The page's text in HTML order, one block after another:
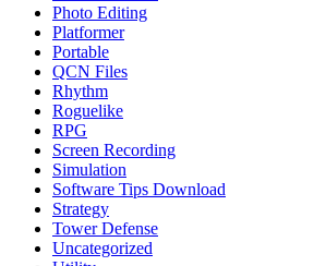
Photo Editing
Platformer
Portable
QCN Files
Rhythm
Roguelike
RPG
Screen Recording
Simulation
Software Tips Download
Strategy
Tower Defense
Uncategorized